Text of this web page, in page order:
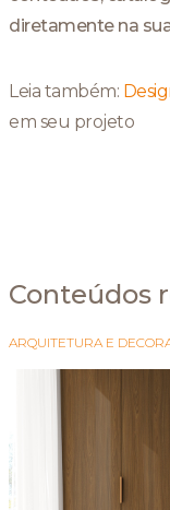
diretamente na
Leia também:
em seu projeto
Conteúdos
ARQUITETURA E